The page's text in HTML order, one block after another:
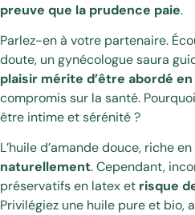
preuve que la prudence paie.
Parlez-en à votre partenaire.
doute, un gynécologue saura
plaisir mérite d’être abordé
compromis sur la santé.
être intime et sérénité ?
L’huile d’amande douce, riche
naturellement. Cependant,
préservatifs en latex et risque
Privilégiez une huile pure et bio,